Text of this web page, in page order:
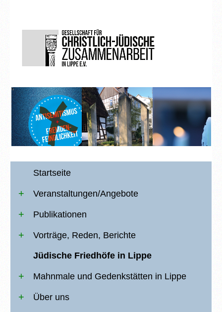
Startseite
Veranstaltungen/Angebote
Publikationen
Vorträge, Reden, Berichte
Jüdische Friedhöfe in Lippe
Mahnmale und Gedenkstätten in Lippe
Über uns